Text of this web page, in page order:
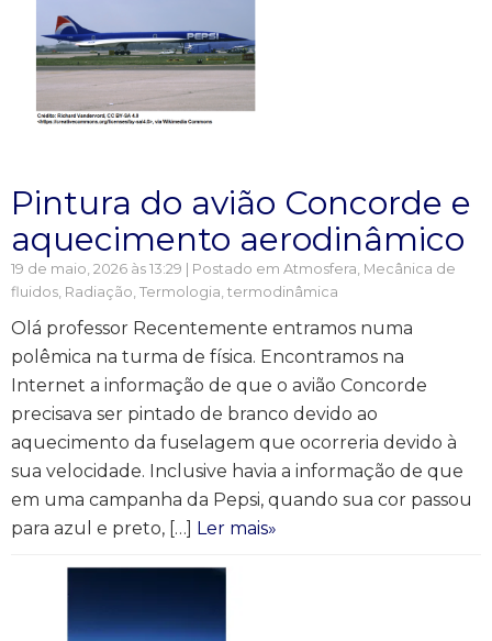
Pintura do avião Concorde e
aquecimento aerodinâmico
19 de maio, 2026 às 13:29 | Postado em Atmosfera, Mecânica de
fluidos, Radiação, Termologia, termodinâmica
Olá professor Recentemente entramos numa
polêmica na turma de física. Encontramos na
Internet a informação de que o avião Concorde
precisava ser pintado de branco devido ao
aquecimento da fuselagem que ocorreria devido à
sua velocidade. Inclusive havia a informação de que
em uma campanha da Pepsi, quando sua cor passou
para azul e preto, […] Ler mais»